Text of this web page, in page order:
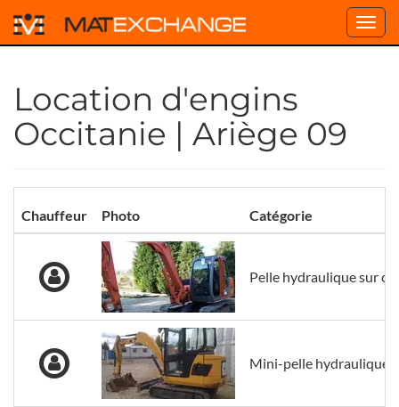
Location d'engins
Occitanie | Ariège 09
Chauffeur Photo Catégorie
Pelle hydraulique sur
Mini-pelle hydraulique